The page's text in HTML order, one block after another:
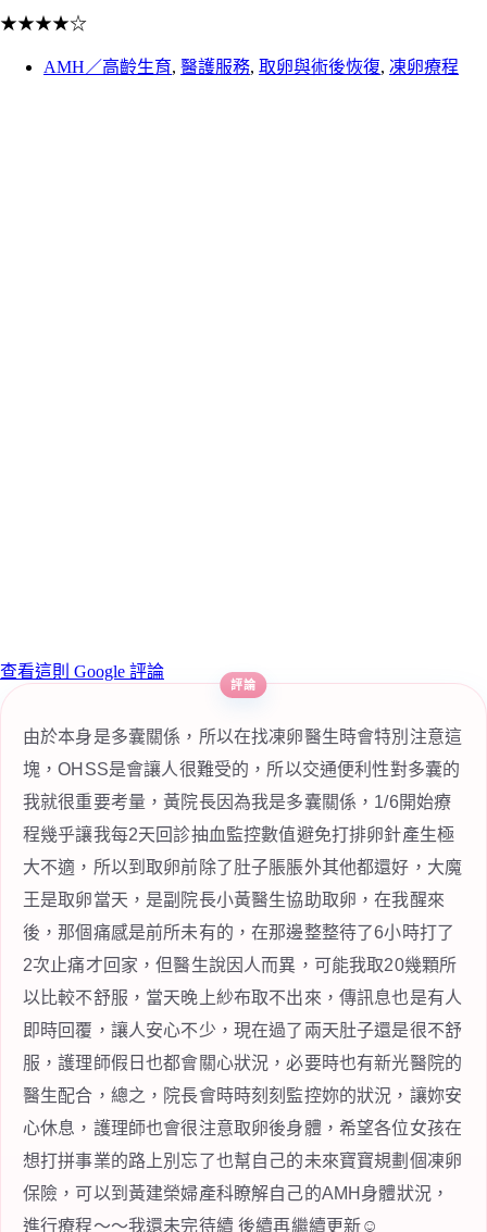
★★★★☆
AMH／高齡生育, 醫護服務, 取卵與術後恢復, 凍卵療程
查看這則 Google 評論
由於本身是多囊關係，所以在找凍卵醫生時會特別注意這
塊，OHSS是會讓人很難受的，所以交通便利性對多囊的
我就很重要考量，黃院長因為我是多囊關係，1/6開始療
程幾乎讓我每2天回診抽血監控數值避免打排卵針產生極
大不適，所以到取卵前除了肚子脹脹外其他都還好，大魔
王是取卵當天，是副院長小黃醫生協助取卵，在我醒來
後，那個痛感是前所未有的，在那邊整整待了6小時打了
2次止痛才回家，但醫生說因人而異，可能我取20幾顆所
以比較不舒服，當天晚上紗布取不出來，傳訊息也是有人
即時回覆，讓人安心不少，現在過了兩天肚子還是很不舒
服，護理師假日也都會關心狀況，必要時也有新光醫院的
醫生配合，總之，院長會時時刻刻監控妳的狀況，讓妳安
心休息，護理師也會很注意取卵後身體，希望各位女孩在
想打拼事業的路上別忘了也幫自己的未來寶寶規劃個凍卵
保險，可以到黃建榮婦產科瞭解自己的AMH身體狀況，
進行療程～～我還未完待續 後續再繼續更新☺️